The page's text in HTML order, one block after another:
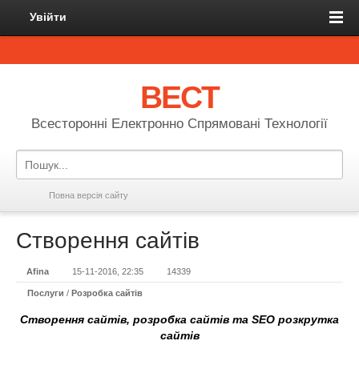
Увійти
ВЕСТ
Всесторонні Електронно Спрямовані Технології
Повна версія сайту
Створення сайтів
Afina 15-11-2016, 22:35 14339
Послуги / Розробка сайтів
Створення сайтів, розробка сайтів та SEO розкрутка
сайтів